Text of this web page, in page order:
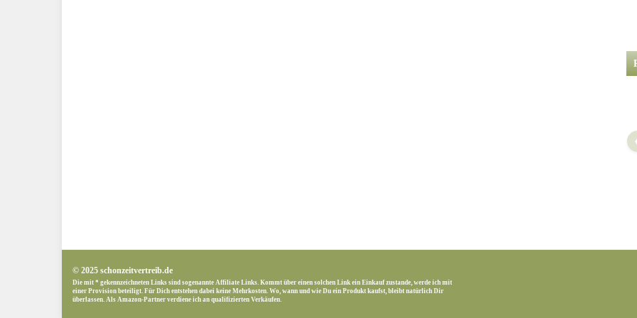
© 2025 schonzeitvertreib.de
Die mit * gekennzeichneten Links sind sogenannte Affiliate Links. Kommt über einen solchen Link ein Einkauf zustande, werde ich mit
einer Provision beteiligt. Für Dich entstehen dabei keine Mehrkosten. Wo, wann und wie Du ein Produkt kaufst, bleibt natürlich Dir
überlassen. Als Amazon-Partner verdiene ich an qualifizierten Verkäufen.